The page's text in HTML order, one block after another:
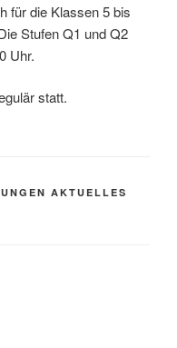
für die Klassen 5 bis
Stufen Q1 und Q2
Uhr.
statt.
AKTUELLES